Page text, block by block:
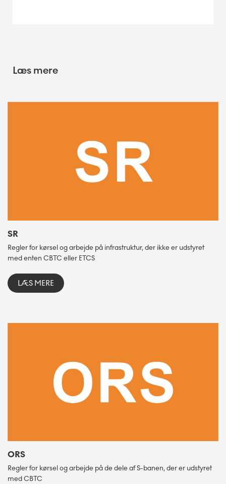
Læs mere
SR
Regler for kørsel og arbejde på infrastruktur, der ikke er udstyret
med enten CBTC eller ETCS
LÆS MERE
ORS
Regler for kørsel og arbejde på de dele af S-banen, der er udstyret
med CBTC